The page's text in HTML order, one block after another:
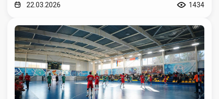
22.03.2026 1434